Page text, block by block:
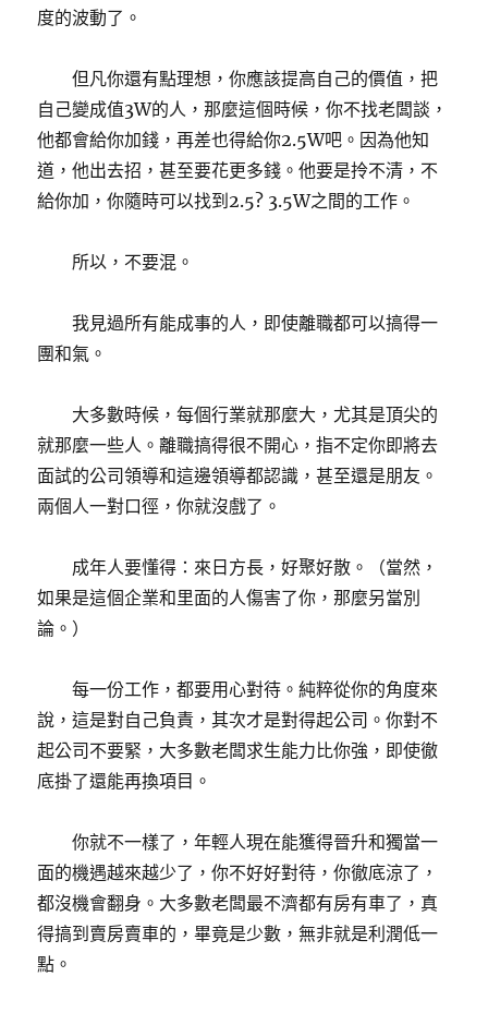
度的波動了。
但凡你還有點理想，你應該提高自己的價值，把
自己變成值3W的人，那麼這個時候，你不找老闆談，
他都會給你加錢，再差也得給你2.5W吧。因為他知
道，他出去招，甚至要花更多錢。他要是拎不清，不
給你加，你隨時可以找到2.5? 3.5W之間的工作。
所以，不要混。
我見過所有能成事的人，即使離職都可以搞得一
團和氣。
大多數時候，每個行業就那麼大，尤其是頂尖的
就那麼一些人。離職搞得很不開心，指不定你即將去
面試的公司領導和這邊領導都認識，甚至還是朋友。
兩個人一對口徑，你就沒戲了。
成年人要懂得：來日方長，好聚好散。（當然，
如果是這個企業和里面的人傷害了你，那麼另當別
論。）
每一份工作，都要用心對待。純粹從你的角度來
說，這是對自己負責，其次才是對得起公司。你對不
起公司不要緊，大多數老闆求生能力比你強，即使徹
底掛了還能再換項目。
你就不一樣了，年輕人現在能獲得晉升和獨當一
面的機遇越來越少了，你不好好對待，你徹底涼了，
都沒機會翻身。大多數老闆最不濟都有房有車了，真
得搞到賣房賣車的，畢竟是少數，無非就是利潤低一
點。